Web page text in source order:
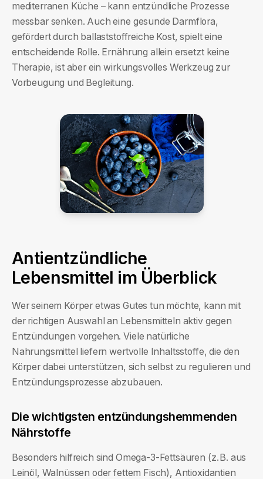
mediterranen Küche – kann entzündliche Prozesse
messbar senken. Auch eine gesunde Darmflora,
gefördert durch ballaststoffreiche Kost, spielt eine
entscheidende Rolle. Ernährung allein ersetzt keine
Therapie, ist aber ein wirkungsvolles Werkzeug zur
Vorbeugung und Begleitung.
Antientzündliche
Lebensmittel im Überblick
Wer seinem Körper etwas Gutes tun möchte, kann mit
der richtigen Auswahl an Lebensmitteln aktiv gegen
Entzündungen vorgehen. Viele natürliche
Nahrungsmittel liefern wertvolle Inhaltsstoffe, die den
Körper dabei unterstützen, sich selbst zu regulieren und
Entzündungsprozesse abzubauen.
Die wichtigsten entzündungshemmenden
Nährstoffe
Besonders hilfreich sind Omega-3-Fettsäuren (z. B. aus
Leinöl, Walnüssen oder fettem Fisch), Antioxidantien